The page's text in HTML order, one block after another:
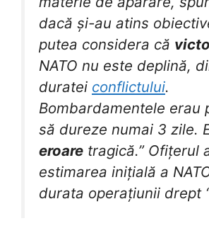
dacă și-au atins
putea considera că
NATO nu este deplină,
duratei conflictului.
Bombardamentele erau
să dureze numai 3 zile.
eroare tragică.” Ofițerul
estimarea inițială a
durata operațiunii drept